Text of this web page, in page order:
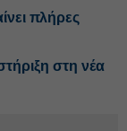
πλήρες
στη νέα